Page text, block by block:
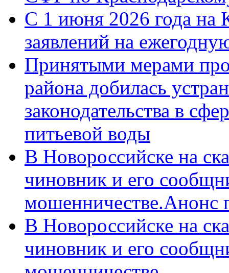
С 1 июня 2026 года на
заявлений на
Принятыми мерами
района добилась
законодательства в
питьевой воды
В Новороссийске на
чиновник и его
мошенничестве.Анонс
В Новороссийске на
чиновник и его